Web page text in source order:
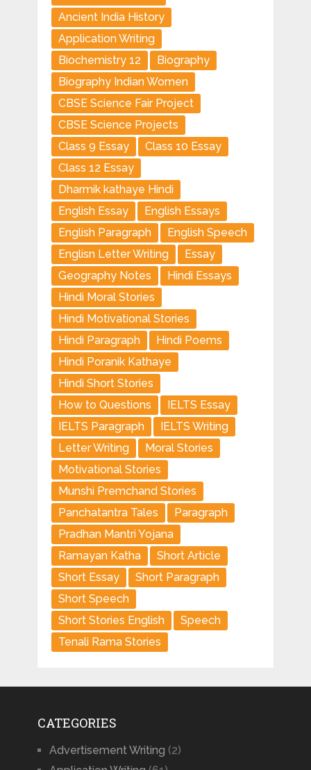
Ancient India History
Application Writing
Biochemistry 12
Biography
Biography Indian Women
CBSE Science Fair Project
CBSE Science Projects
Class 9 Essay
Class 10 Essay
Class 12 Essay
Dharmik kathaye Hindi
English Essay
English Essays
English Paragraph
English Speech
Englisn Letter Writing
Essay
Geography Notes
Hindi Essays
Hindi Moral Stories
Hindi Motivational Stories
Hindi Paragraph
Hindi Poems
Hindi Poranik Kathaye
Hindi Short Stories
How to Questions
IELTS Essay
IELTS Paragraph
IELTS Writing
Letter Writing
Moral Stories
Motivational Stories
Munshi Premchand Stories
Panchatantra Tales
Paragraph
Pradhan Mantri Yojana
Ramayan Katha
Short Article
Short Essay
Short Paragraph
Short Speech
Short Stories English
Speech
Tenali Rama Stories
CATEGORIES
Advertisement Writing (2)